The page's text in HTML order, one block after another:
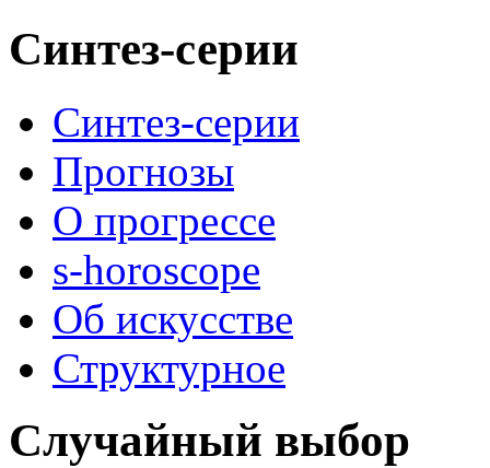
Синтез-серии
Синтез-серии
Прогнозы
О прогрессе
s-horoscope
Об искусстве
Структурное
Случайный выбор